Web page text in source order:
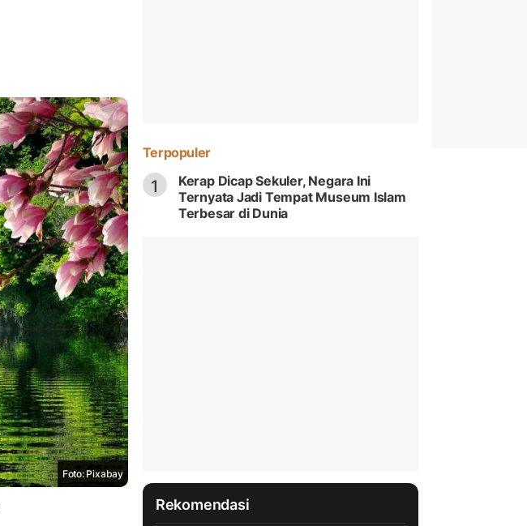
Foto: Pixabay
Terpopuler
1
Kerap Dicap Sekuler, Negara Ini
Ternyata Jadi Tempat Museum Islam
Terbesar di Dunia
Rekomendasi